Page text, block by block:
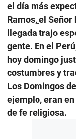
el día más
Ramos,el Señor
llegada trajo
gente. En el
hoy domingo
costumbres y
Los Domingos
ejemplo, eran
de fe religiosa.